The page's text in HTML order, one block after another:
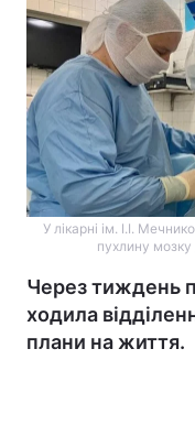
У лікарні ім. І.І.
пухлину
Через тиждень
ходила
плани на життя.